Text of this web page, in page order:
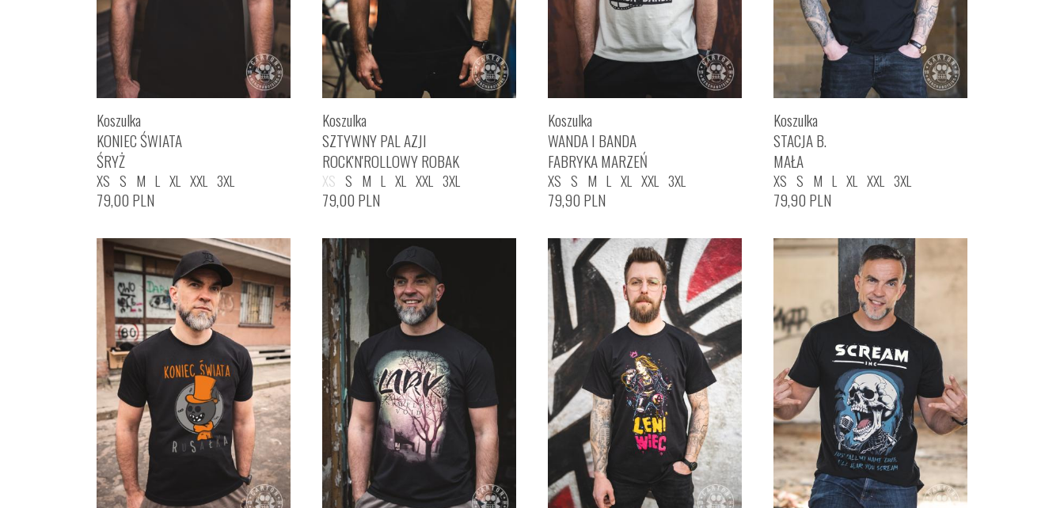
Koszulka
KONIEC ŚWIATA
ŚRYŻ
XS S M L XL XXL 3XL
79,00 PLN
Koszulka
SZTYWNY PAL AZJI
ROCK'N'ROLLOWY ROBAK
XS S M L XL XXL 3XL
79,00 PLN
Koszulka
WANDA I BANDA
FABRYKA MARZEŃ
XS S M L XL XXL 3XL
79,90 PLN
Koszulka
STACJA B.
MAŁA
XS S M L XL XXL 3XL
79,90 PLN